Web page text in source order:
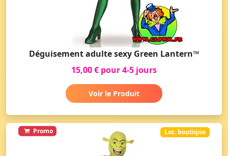
Déguisement adulte sexy Green Lantern™
15,00 € pour 4-5 jours
Voir le Produit
Promo Loc. boutique